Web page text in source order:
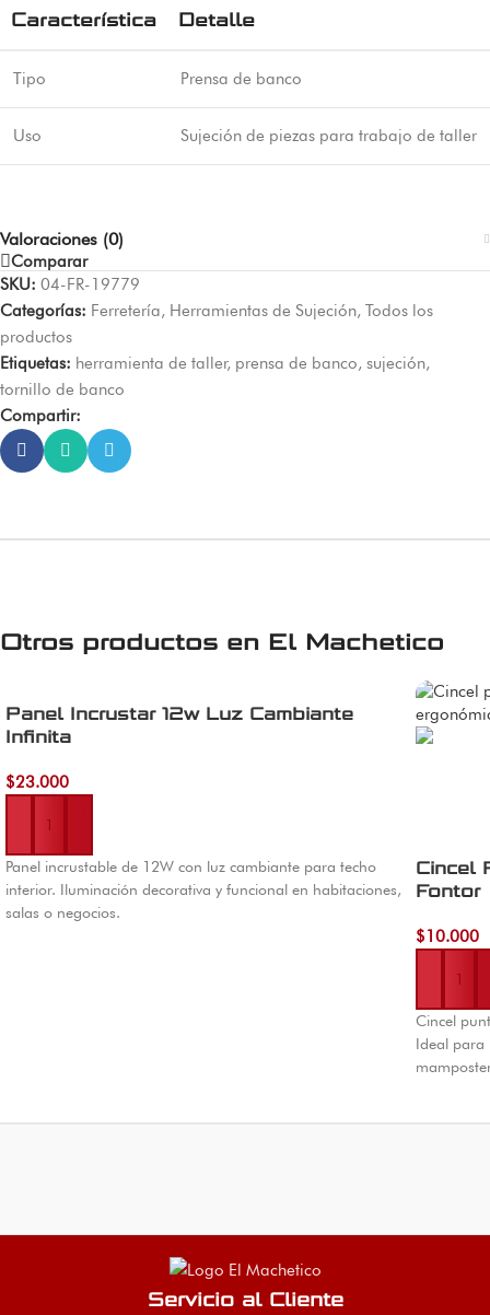
Característica Detalle
Tipo Prensa de banco
Uso Sujeción de piezas para trabajo de taller
Valoraciones (0)
Comparar
SKU: 04-FR-19779
Categorías: Ferretería, Herramientas de Sujeción, Todos los
productos
Etiquetas: herramienta de taller, prensa de banco, sujeción,
tornillo de banco
Compartir:
Otros productos en El Machetico
Panel Incrustar 12w Luz Cambiante
Infinita
$23.000
Añadir al carrito
Panel incrustable de 12W con luz cambiante para techo
interior. Iluminación decorativa y funcional en habitaciones,
salas o negocios.
Cincel
Fontor
$10.000
Añadir al
Cincel
Ideal para
Servicio al Cliente